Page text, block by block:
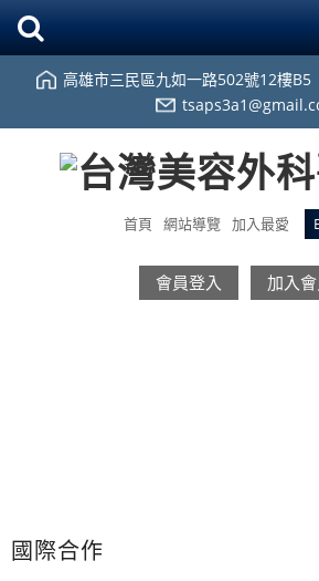
高雄市三民區九如一路502號12樓B5
首頁 網站導覽 加入最愛
會員登入 加入會
國際合作